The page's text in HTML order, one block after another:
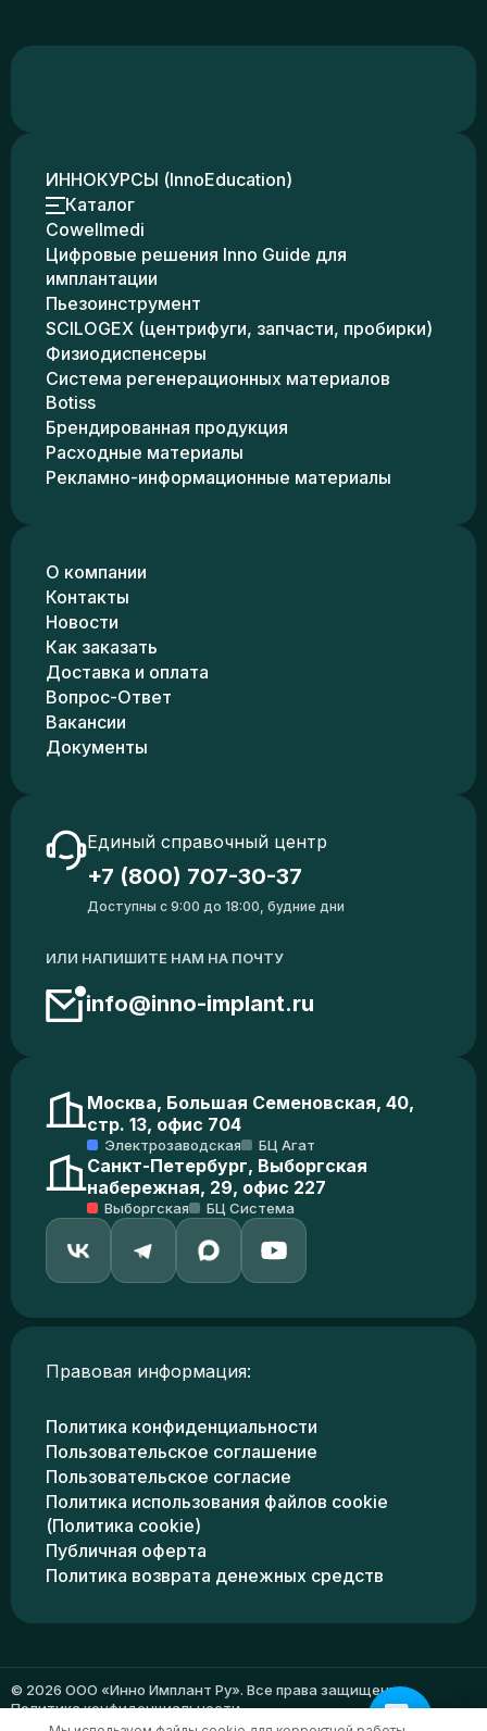
ИННОКУРСЫ (InnoEducation)
Каталог
Cowellmedi
Цифровые решения Inno Guide для
имплантации
Пьезоинструмент
SCILOGEX (центрифуги, запчасти, пробирки)
Физиодиспенсеры
Система регенерационных материалов
Botiss
Брендированная продукция
Расходные материалы
Рекламно-информационные материалы
О компании
Контакты
Новости
Как заказать
Доставка и оплата
Вопрос-Ответ
Вакансии
Документы
Единый справочный центр
+7 (800) 707-30-37
Доступны с 9:00 до 18:00, будние дни
ИЛИ НАПИШИТЕ НАМ НА ПОЧТУ
info@inno-implant.ru
Москва, Большая Семеновская, 40,
стр. 13, офис 704
Электрозаводская БЦ Агат
Санкт-Петербург, Выборгская
набережная, 29, офис 227
Выборгская БЦ Система
Правовая информация:
Политика конфиденциальности
Пользовательское соглашение
Пользовательское согласие
Политика использования файлов cookie
(Политика cookie)
Публичная оферта
Политика возврата денежных средств
© 2026 ООО «Инно Имплант Ру». Все права защищены.
Политика конфиденциальности